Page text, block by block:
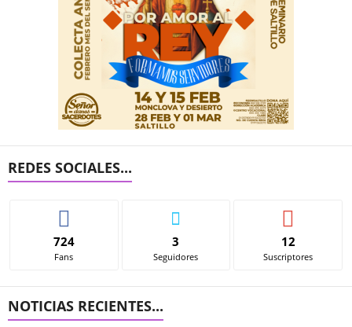
REDES SOCIALES...
724
Fans
3
Seguidores
12
Suscriptores
NOTICIAS RECIENTES...